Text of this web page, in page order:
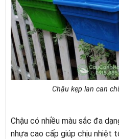
Chậu kẹp lan can
Chậu có nhiều màu sắc đa
nhựa cao cấp giúp chịu nhiệt